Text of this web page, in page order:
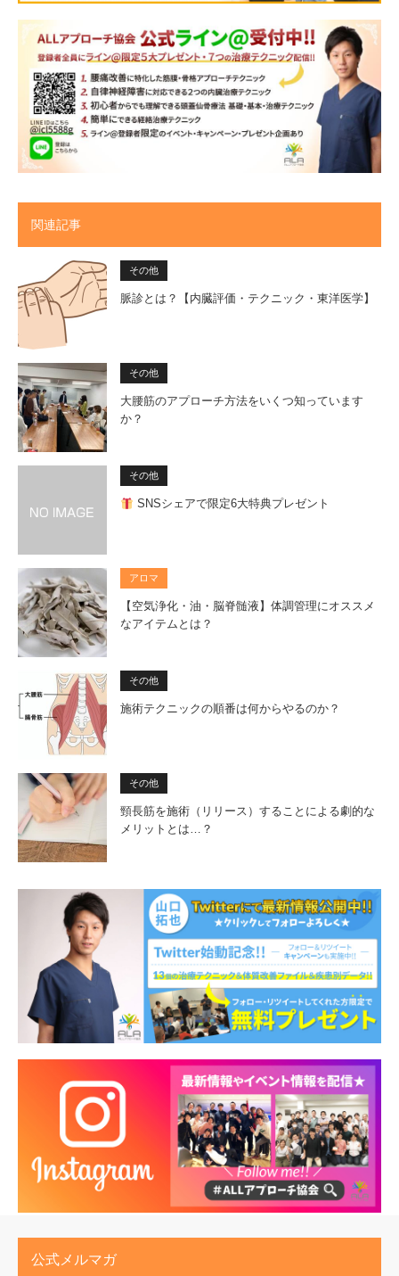
関連記事
その他
脈診とは？【内臓評価・テクニック・東洋医学】
その他
大腰筋のアプローチ方法をいくつ知っています
か？
その他
SNSシェアで限定6大特典プレゼント
アロマ
【空気浄化・油・脳脊髄液】体調管理にオススメ
なアイテムとは？
その他
施術テクニックの順番は何からやるのか？
その他
頸長筋を施術（リリース）することによる劇的な
メリットとは…？
公式メルマガ